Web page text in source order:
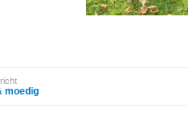
moedig